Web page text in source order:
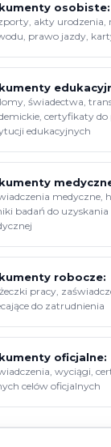
osobiste:
akty urodzenia,
prawo jazdy,
świadectwa,
certyfikaty do
edukacyjnych
medyczne,
badań do
robocze:
pracy,
do zatrudnienia
oficjalne:
wyciągi,
celów oficjalnych